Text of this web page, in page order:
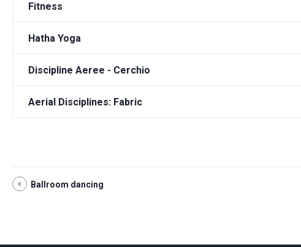
Fitness
Hatha Yoga
Discipline Aeree - Cerchio
Aerial Disciplines: Fabric
Ballroom dancing